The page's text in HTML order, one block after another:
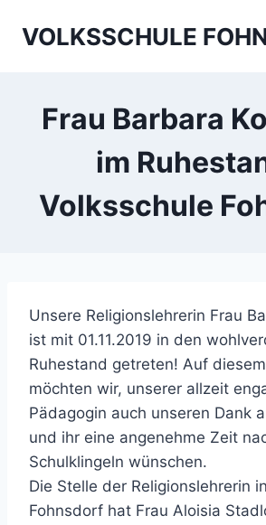
VOLKSSCHULE
Frau Barbara
im
Volksschule
Unsere Religionslehrerin Frau
ist mit 01.11.2019 in den
Ruhestand getreten! Auf
möchten wir, unserer allzeit
Pädagogin auch unseren Dank
und ihr eine angenehme Zeit
Schulklingeln wünschen.
Die Stelle der Religionslehrerin
Fohnsdorf hat Frau Aloisia